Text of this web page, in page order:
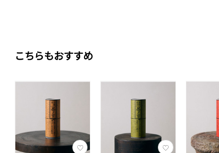
こちらもおすすめ